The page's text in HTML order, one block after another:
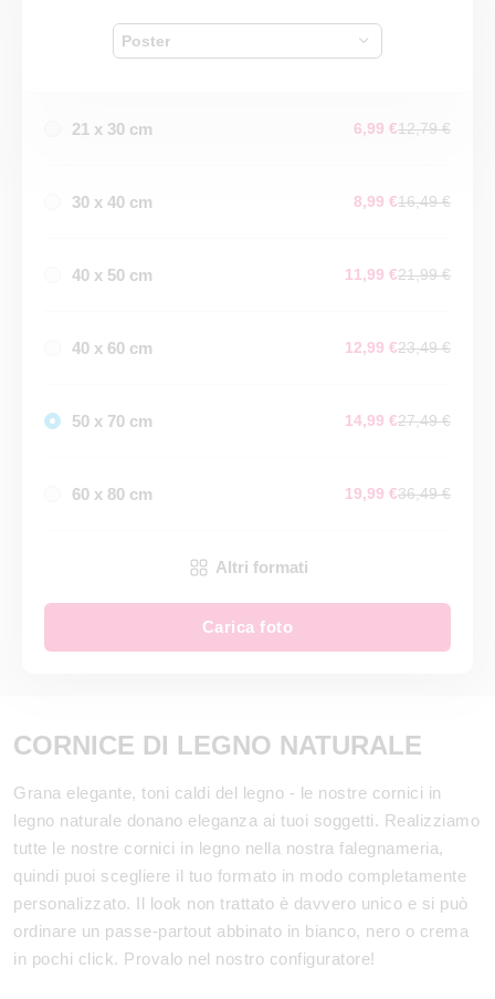
Poster
21 x 30 cm 6,99 €12,79 €
30 x 40 cm 8,99 €16,49 €
40 x 50 cm 11,99 €21,99 €
40 x 60 cm 12,99 €23,49 €
50 x 70 cm 14,99 €27,49 €
60 x 80 cm 19,99 €36,49 €
Altri formati
Carica foto
CORNICE DI LEGNO NATURALE
Grana elegante, toni caldi del legno - le nostre cornici in
legno naturale donano eleganza ai tuoi soggetti. Realizziamo
tutte le nostre cornici in legno nella nostra falegnameria,
quindi puoi scegliere il tuo formato in modo completamente
personalizzato. Il look non trattato è davvero unico e si può
ordinare un passe-partout abbinato in bianco, nero o crema
in pochi click. Provalo nel nostro configuratore!